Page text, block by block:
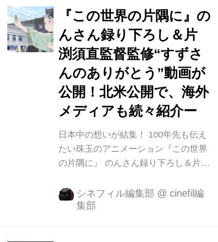
作り上げたアニメーション映画『この
世界の片隅に』。 本作は戦時下の広
島・呉を舞台に、大切なものを失いな
がらも前を向いて生きる女性、すずを
描いた珠玉のアニメーション映画で
す。 公開14週目の、2月11日（土）2
月12日（日）2日間の週末興行成績は
約6千2百万円、動員は約 4万人。公開
『この世界の片隅に』の
んさん録り下ろし＆片
渕須直監督監修“すずさ
んのありがとう”動画が
公開！北米公開で、海外
メディアも続々紹介ー
日本中の想いが結集！ 100年先も伝え
たい珠玉のアニメーション『この世界
の片隅に』 のんさん録り下ろし＆片渕
う”動画が公開！ 2/4（土）から新たに
73劇場で公開決定！（再上映含む） 片
シネフィル編集部 @ cinefil編
集部